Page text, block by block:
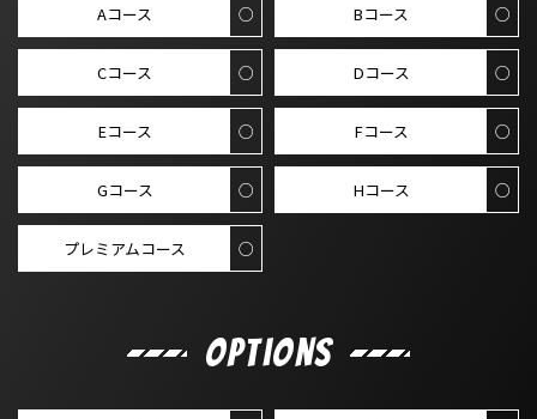
Aコース ○ Bコース ○
Cコース ○ Dコース ○
Eコース ○ Fコース ○
Gコース ○ Hコース ○
プレミアムコース ○
Options